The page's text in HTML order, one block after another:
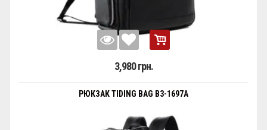
3,980 грн.
РЮКЗАК TIDING BAG B3-1697A